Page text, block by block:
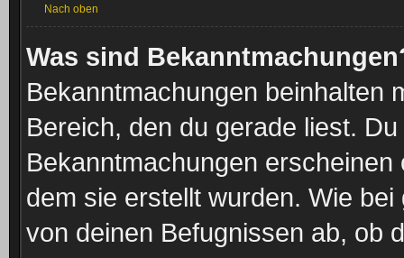
Nach oben
Was sind
Bekanntmachungen beinhalten
Bereich, den du gerade liest.
Bekanntmachungen
dem sie erstellt wurden. Wie
von deinen Befugnissen ab, ob